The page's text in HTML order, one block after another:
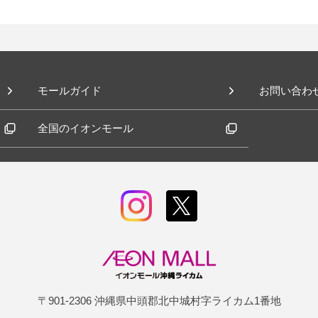
モールガイド お問い合わ
全国のイオンモール
〒901-2306 沖縄県中頭郡北中城村字ライカム1番地